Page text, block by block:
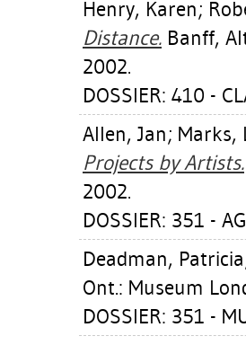
Henry, Karen;
Distance. Banff,
2002.
DOSSIER: 410 -
Allen, Jan; Marks,
Projects by Artists.
2002.
DOSSIER: 351 -
Deadman, Patricia
Ont.: Museum
DOSSIER: 351 -